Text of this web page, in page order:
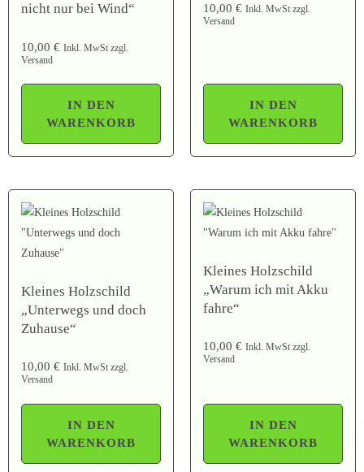
nicht nur bei Wind“
10,00 € Inkl. MwSt zzgl.
Versand
IN DEN
WARENKORB
10,00 € Inkl. MwSt zzgl.
Versand
IN DEN
WARENKORB
Kleines Holzschild
„Unterwegs und doch
Zuhause“
10,00 € Inkl. MwSt zzgl.
Versand
IN DEN
WARENKORB
Kleines Holzschild
„Warum ich mit Akku
fahre“
10,00 € Inkl. MwSt zzgl.
Versand
IN DEN
WARENKORB